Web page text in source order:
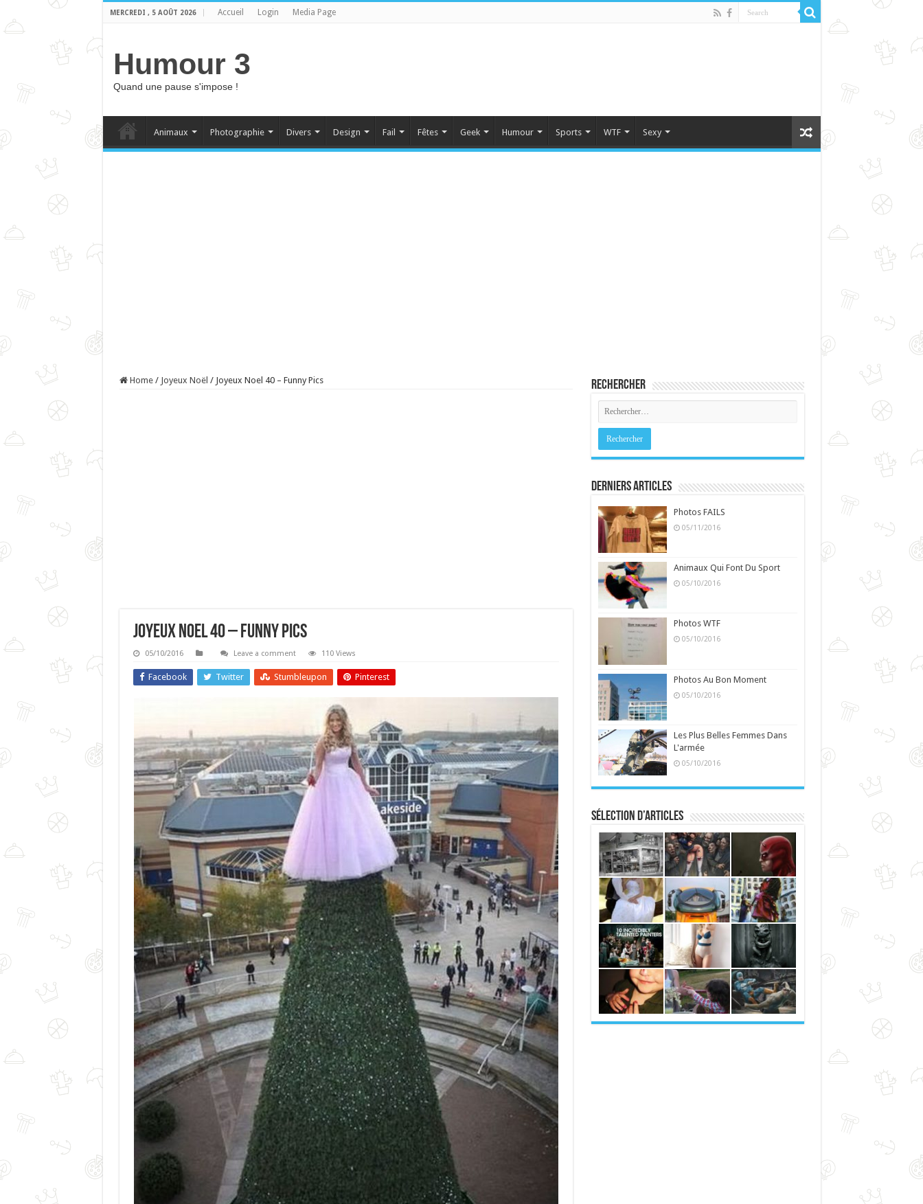
MERCREDI , 5 AOÛT 2026 Accueil Login Media Page
Humour 3
Quand une pause s'impose !
Animaux Photographie Divers Design Fail Fêtes Geek Humour Sports WTF Sexy
Home / Joyeux Noël / Joyeux Noel 40 – Funny Pics
Joyeux Noel 40 – Funny Pics
05/10/2016 Leave a comment 110 Views
Facebook Twitter Stumbleupon Pinterest
Rechercher
Derniers Articles
Photos FAILS
05/11/2016
Animaux Qui Font Du Sport
05/10/2016
Photos WTF
05/10/2016
Photos Au Bon Moment
05/10/2016
Les Plus Belles Femmes Dans
L'armée
05/10/2016
Sélection d’articles